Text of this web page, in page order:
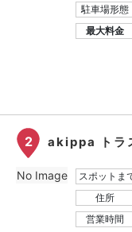
駐車場形態
最大料金
2 akippa トラ
スポットま
住所
営業時間
No Image